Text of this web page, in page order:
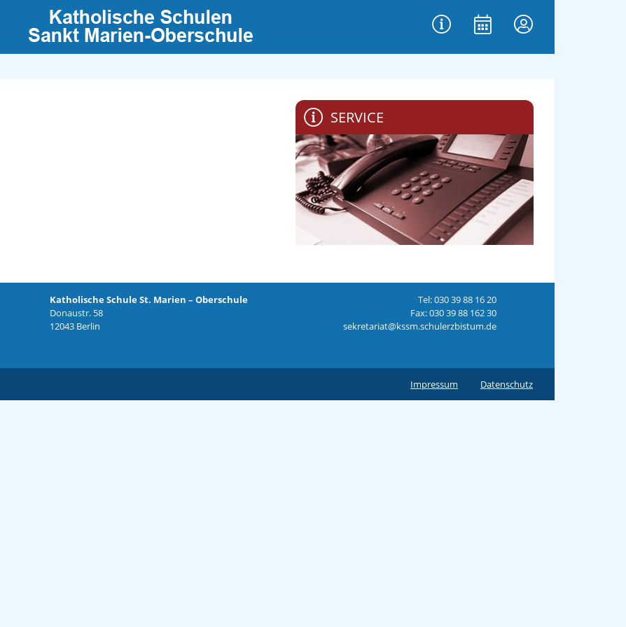
SERVICE
Katholische Schule St. Marien – Oberschule
Donaustr. 58
12043 Berlin
Tel: 030 39 88 16 20
Fax: 030 39 88 162 30
sekretariat@kssm.schulerzbistum.de
Impressum Datenschutz